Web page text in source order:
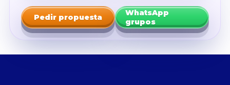
Pedir propuesta
WhatsApp
grupos